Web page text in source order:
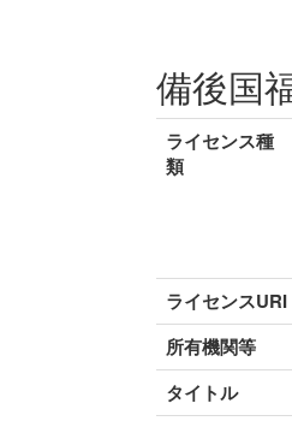
備後国
ライセンス種
類
ライセンスURI
所有機関等
タイトル